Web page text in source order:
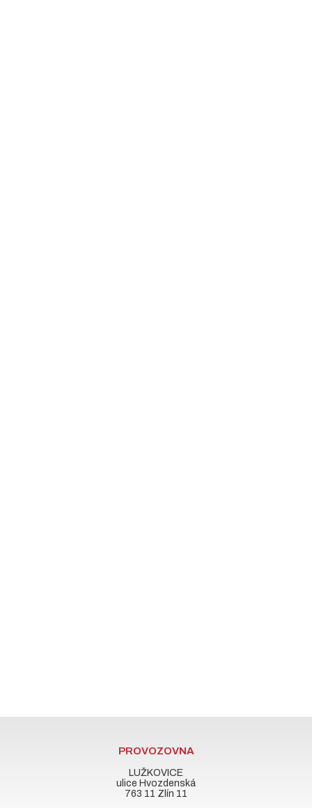
PROVOZOVNA
LUŽKOVICE
ulice Hvozdenská
763 11 Zlín 11